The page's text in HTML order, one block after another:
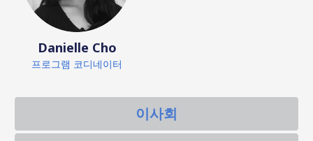
Danielle Cho
프로그램 코디네이터
이사회